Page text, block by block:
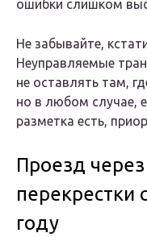
ошибки слишком
Не забывайте,
Неуправляемые
не оставлять там,
но в любом случае,
разметка есть,
Проезд
перекрестки
году